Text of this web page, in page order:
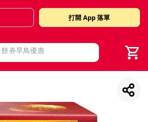
30 June 2026
打開 App 落單